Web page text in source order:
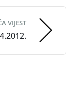
VIJEST